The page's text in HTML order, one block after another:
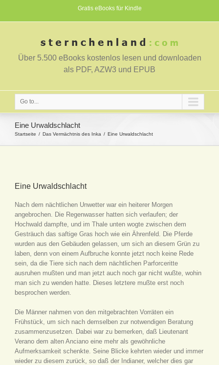
Gratis eBooks für Kindle
Über 5.500 eBooks kostenlos lesen und downloaden
als PDF, AZW3 und EPUB
Go to...
Eine Urwaldschlacht
Startseite Das Vermächtnis des Inka Eine Urwaldschlacht
Eine Urwaldschlacht
Nach dem nächtlichen Unwetter war ein heiterer Morgen
angebrochen. Die Regenwasser hatten sich verlaufen; der
Hochwald dampfte, und im Thale unten wogte zwischen dem
Gesträuch das saftige Gras hoch wie ein Ährenfeld. Die Pferde
wurden aus den Gebäuden gelassen, um sich an diesem Grün zu
laben, denn von einem Aufbruche konnte jetzt noch keine Rede
sein, da die Tiere sich nach dem nächtlichen Parforceritte
ausruhen mußten und man jetzt auch noch gar nicht wußte, wohin
man sich zu wenden hatte. Dieses letztere mußte erst noch
besprochen werden.
Die Männer nahmen von den mitgebrachten Vorräten ein
Frühstück, um sich nach demselben zur notwendigen Beratung
zusammenzusetzen. Dabei war zu bemerken, daß Lieutenant
Verano dem alten Anciano eine mehr als gewöhnliche
Aufmerksamkeit schenkte. Seine Blicke kehrten wieder und immer
wieder zu diesem zurück, so daß der Indianer, welcher dies gar